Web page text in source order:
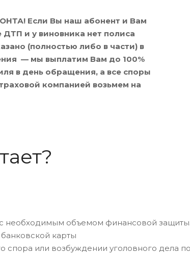
Если Вы наш абонент и Вам
ДТП и у виновника нет полиса
(полностью либо в части) в
— мы выплатим Вам до 100%
в день обращения, а все споры
компанией возьмем на
необходимым объемом финансовой
карты
спора или возбуждении уголовного дела